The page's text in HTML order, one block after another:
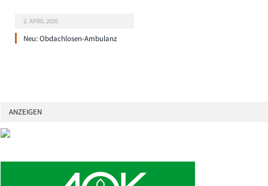
2. APRIL 2026
Neu: Obdachlosen-Ambulanz
ANZEIGEN